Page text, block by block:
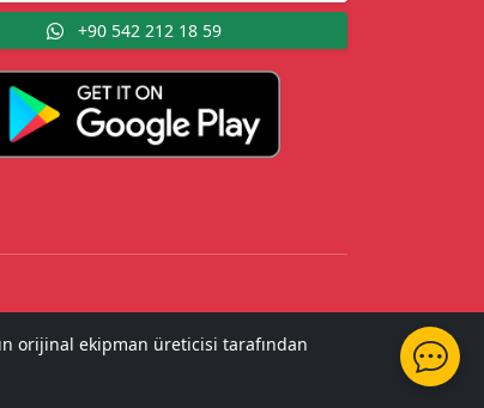
+90 542 212 18 59
orijinal ekipman üreticisi tarafından